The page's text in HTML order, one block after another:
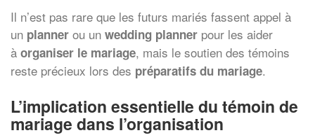
Il n’est pas rare que les futurs mariés fassent appel à
un planner ou un wedding planner pour les aider
à organiser le mariage, mais le soutien des témoins
reste précieux lors des préparatifs du mariage.
L’implication essentielle du témoin de
mariage dans l’organisation